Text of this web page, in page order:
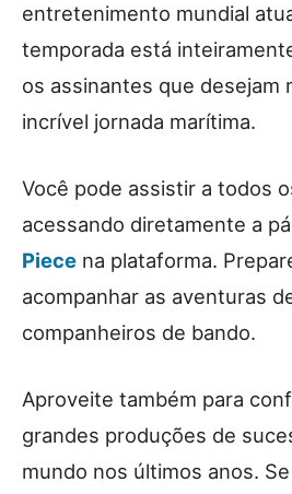
entretenimento mundial
temporada está
os assinantes que desejam
incrível jornada marítima.
Você pode assistir a todos
acessando diretamente a
Piece na plataforma.
acompanhar as aventuras
companheiros de bando.
Aproveite também para
grandes produções de
mundo nos últimos anos.